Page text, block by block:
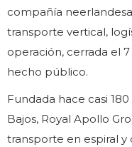
compañía
transporte vertical,
operación, cerrada el
hecho público.
Fundada hace casi
Bajos, Royal Apollo
transporte en espiral